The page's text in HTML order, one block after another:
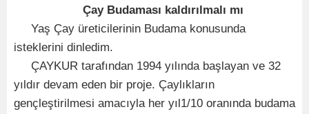
Çay Budaması kaldırılmalı mı
Yaş Çay üreticilerinin Budama konusunda
isteklerini dinledim.
ÇAYKUR tarafından 1994 yılında başlayan ve 32
yıldır devam eden bir proje. Çaylıkların
gençleştirilmesi amacıyla her yıl1/10 oranında budama